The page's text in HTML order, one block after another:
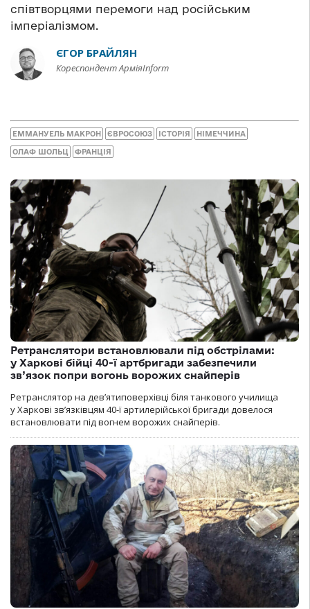
співтворцями перемоги над російським
імперіалізмом.
ЄГОР БРАЙЛЯН
Кореспондент АрміяInform
ЕММАНУЕЛЬ МАКРОН ЄВРОСОЮЗ ІСТОРІЯ НІМЕЧЧИНА
ОЛАФ ШОЛЬЦ ФРАНЦІЯ
Ретранслятори встановлювали під обстрілами:
у Харкові бійці 40-ї артбригади забезпечили
зв’язок попри вогонь ворожих снайперів
Ретранслятор на дев’ятиповерхівці біля танкового училища
у Харкові зв’язківцям 40-ї артилерійської бригади довелося
встановлювати під вогнем ворожих снайперів.